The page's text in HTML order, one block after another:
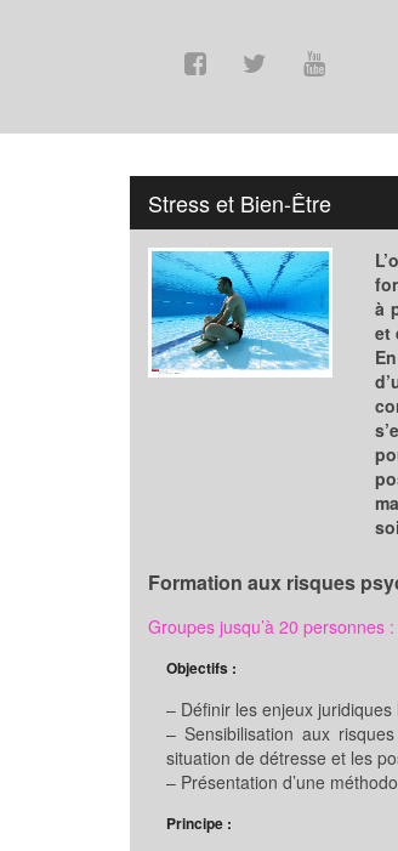
Stress et Bien-Être
à
et
Formation aux risques
Groupes jusqu’à 20 personnes :
Objectifs :
– Définir les enjeux
– Sensibilisation aux
situation de détresse et les
– Présentation d’une
Principe :